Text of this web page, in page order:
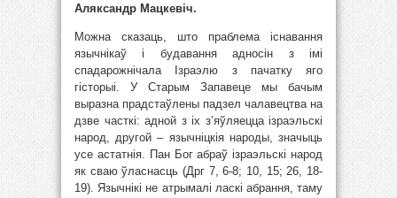
Аляксандр Мацкевіч.
Можна сказаць, што праблема існавання
язычнікаў і будавання адносін з імі
спадарожнічала Ізраэлю з пачатку яго
гісторыі. У Старым Запавеце мы бачым
выразна прадстаўлены падзел чалавецтва на
дзве часткі: адной з іх з’яўляецца ізраэльскі
народ, другой – язычніцкія народы, значыць
усе астатнія. Пан Бог абраў ізраэльскі народ
як сваю ўласнасць (Дрг 7, 6-8; 10, 15; 26, 18-
19). Язычнікі не атрымалі ласкі абрання, таму